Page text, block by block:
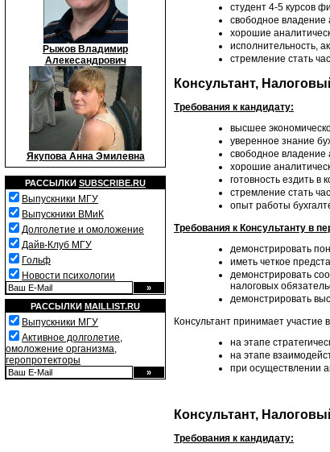
Рыжов Владимир
Алекесандрович
Якупова Анна Эмилевна
РАССЫЛКИ SUBSCRIBE.RU
Выпускники МГУ
Выпускники ВМиК
Долголетие и омоложение
Дайв-Клуб МГУ
Гольф
Новости психологии
РАССЫЛКИ MAILLIST.RU
Выпускники МГУ
Активное долголетие,
омоложение организма,
геропротекторы
студент 4-5 курсов
свободное владение
хорошие
исполнительность,
стремление стать
Консультант,
Требования к кандидату:
высшее
уверенное знание
свободное владение
хорошие
готовность ездить в
стремление стать
опыт работы
Требования к Консультанту в
демонстрировать
иметь четкое
демонстрировать
налоговых
демонстрировать
Консультант принимает участие
на этапе
на этапе
при осуществлении
Консультант,
Требования к кандидату: